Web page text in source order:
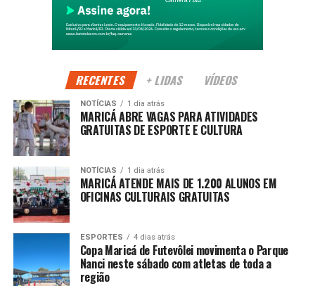
Segundo a Prefeitura, ações como os Jogos da
Diversidade reforçam a construção de uma cidade mais
inclusiva, onde o esporte atua como ferramenta de
PUBLICIDADE
Continue acompanhando a Maricá Web TV para mais
notícias sobre inclusão, cidadania e esporte.
#Maricá #Inclusão #JogosDaDiversidade #Esporte
#MaricáWebTV
RECENTES + LIDAS VÍDEOS
NOTÍCIAS 1 dia atrás
MARICÁ ABRE VAGAS PARA ATIVIDADES
GRATUITAS DE ESPORTE E CULTURA
NOTÍCIAS 1 dia atrás
MARICÁ ATENDE MAIS DE 1.200 ALUNOS EM
OFICINAS CULTURAIS GRATUITAS
ESPORTES 4 dias atrás
Copa Maricá de Futevôlei movimenta o Parque
Nanci neste sábado com atletas de toda a
região